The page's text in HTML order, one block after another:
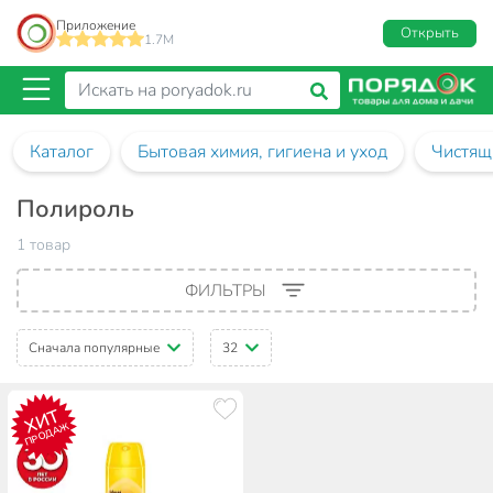
Приложение
1.7M
Открыть
Каталог Бытовая химия, гигиена и уход
Полироль
1 товар
ФИЛЬТРЫ
Сначала популярные 32
ХИТ
ПРОДАЖ